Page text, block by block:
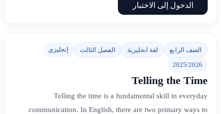
الدخول إلى الاختبار
الصف الرابع لغة انجليزية الفصل الثالث إنجليزي
2025/2026
Telling the Time
Telling the time is a fundamental skill in everyday
communication. In English, there are two primary ways to